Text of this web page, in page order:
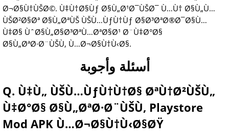
Ø¬Ø§Ù†ÙŠØ©. Ù‡Ù†Ø§Ùƒ Ø§Ù„Ø¹Ø¯ÙŠØ¯ Ù…Ù† Ø§Ù„Ù…
ÙŠØ²Ø§Øª Ø§Ù„ØªÙŠ ÙŠÙ…ÙƒÙ†Ùƒ Ø§Ø³ØªØ®Ø¯Ø§Ù…
Ù‡Ø§ ÙˆØ§Ù„Ø§Ø³ØªÙ…ØªØ§Ø¹ Ø¨Ù‡Ø°Ø§
Ø§Ù„ØªØ·Ø¨ÙŠÙ‚ Ù…Ø¬Ø§Ù†Ù‹Ø§.
أسئلة وأجوبة
Q. Ù‡Ù„ ÙŠÙ…ÙƒÙ†Ù†Ø§ ØªÙ†Ø²ÙŠÙ„
Ù‡Ø°Ø§ Ø§Ù„ØªØ·Ø¨ÙŠÙ‚ Playstore
Mod APK Ù…Ø¬Ø§Ù†Ù‹Ø§ØŸ